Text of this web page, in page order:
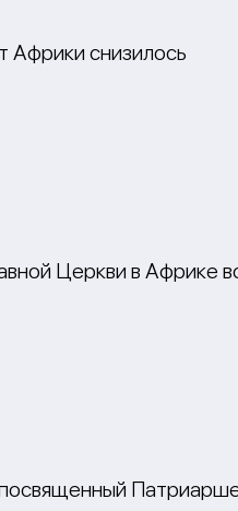
Африки снизилось
Церкви в Африке